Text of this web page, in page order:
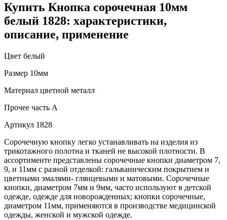
Купить Кнопка сорочечная 10мм
белый 1828: характеристики,
описание, применение
Цвет белый
Размер 10мм
Материал цветной металл
Прочее часть A
Артикул 1828
Сорочечную кнопку легко устанавливать на изделия из
трикотажного полотна и тканей не высокой плотности. В
ассортименте представлены сорочечные кнопки диаметром 7,
9, и 11мм с разной отделкой: гальваническим покрытием и
цветными эмалями- глянцевыми и матовыми. Сорочечные
кнопки, диаметром 7мм и 9мм, часто используют в детской
одежде, одежде для новорожденных; кнопки сорочечные,
диаметром 11мм, применяются в производстве медицинской
одежды, женской и мужской одежде.